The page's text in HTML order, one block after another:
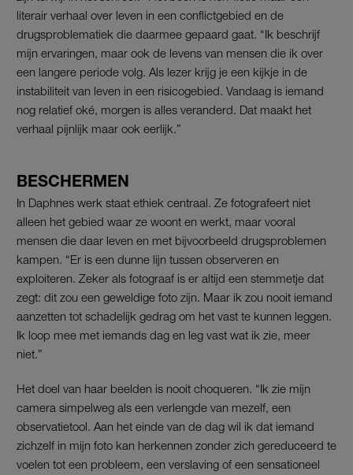
literair verhaal over leven in een conflictgebied en de
drugsproblematiek die daarmee gepaard gaat. “Ik beschrijf
mijn ervaringen, maar ook de levens van mensen die ik over
een langere periode volg. Als lezer krijg je een kijkje in de
instabiliteit van leven in een risicogebied. Vandaag is iemand
nog relatief oké, morgen is alles veranderd. Dat maakt het
verhaal pijnlijk maar ook eerlijk.”
BESCHERMEN
In Daphnes werk staat ethiek centraal. Ze fotografeert niet
alleen het gebied waar ze woont en werkt, maar vooral
mensen die daar leven en met bijvoorbeeld drugsproblemen
kampen. “Er is een dunne lijn tussen observeren en
exploiteren. Zeker als fotograaf is er altijd een stemmetje dat
zegt: dit zou een geweldige foto zijn. Maar ik zou nooit iemand
aanzetten tot schadelijk gedrag om het vast te kunnen leggen.
Ik loop mee met iemands dag en leg vast wat ik zie, meer
niet.”
Het doel van haar beelden is nooit choqueren. “Ik zie mijn
camera simpelweg als een verlengde van mezelf, een
observatietool. Aan het einde van de dag wil ik dat iemand
zichzelf in mijn foto kan herkennen zonder zich gereduceerd te
voelen tot een probleem, een verslaving of een sensationeel